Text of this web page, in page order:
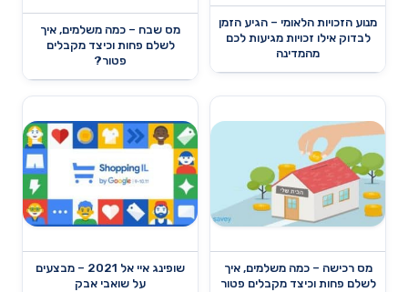
מנוע הזכויות הלאומי – הגיע הזמן
לבדוק אילו זכויות מגיעות לכם
מהמדינה
מס שבח – כמה משלמים, איך
לשלם פחות וכיצד מקבלים
פטור?
מס רכישה – כמה משלמים, איך
לשלם פחות וכיצד מקבלים פטור
שופינג איי אל 2021 – מבצעים
על שואבי אבק